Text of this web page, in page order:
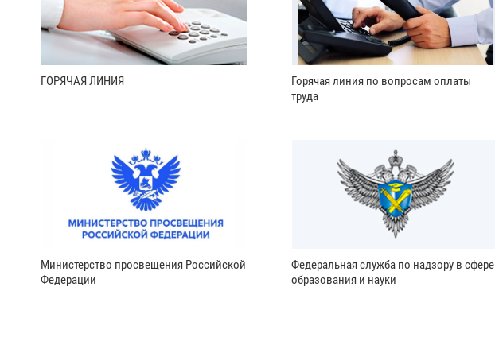
ГОРЯЧАЯ ЛИНИЯ
Горячая линия по вопросам оплаты
труда
Министерство просвещения Российской
Федерации
Федеральная служба по надзору в сфере
образования и науки